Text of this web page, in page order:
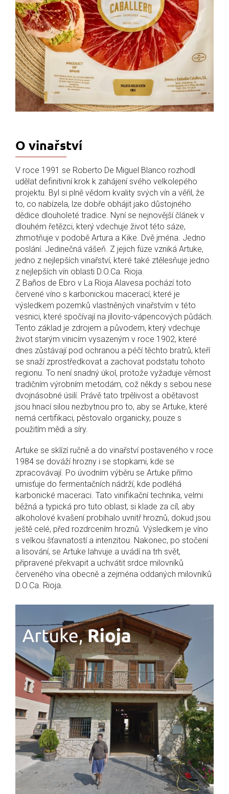
O vinařství
V roce 1991 se Roberto De Miguel Blanco rozhodl
udělat definitivní krok k zahájení svého velkolepého
projektu. Byl si plně vědom kvality svých vín a věřil, že
to, co nabízela, lze dobře obhájit jako důstojného
dědice dlouholeté tradice. Nyní se nejnovější článek v
dlouhém řetězci, který vdechuje život této sáze,
zhmotňuje v podobě Artura a Kike. Dvě jména. Jedno
poslání. Jedinečná vášeň. Z jejich fúze vzniká Artuke,
jedno z nejlepších vinařství, které také ztělesňuje jedno
z nejlepších vín oblasti D.O.Ca. Rioja.
Z Baños de Ebro v La Rioja Alavesa pochází toto
červené víno s karbonickou macerací, které je
výsledkem pozemků vlastněných vinařstvím v této
vesnici, které spočívají na jílovito-vápencových půdách.
Tento základ je zdrojem a původem, který vdechuje
život starým vinicím vysazeným v roce 1902, které
dnes zůstávají pod ochranou a péčí těchto bratrů, kteří
se snaží zprostředkovat a zachovat podstatu tohoto
regionu. To není snadný úkol, protože vyžaduje věrnost
tradičním výrobním metodám, což někdy s sebou nese
dvojnásobné úsilí. Právě tato trpělivost a obětavost
jsou hnací silou nezbytnou pro to, aby se Artuke, které
nemá certifikaci, pěstovalo organicky, pouze s
použitím mědi a síry.
Artuke se sklízí ručně a do vinařství postaveného v roce
1984 se dováží hrozny i se stopkami, kde se
zpracovávají. Po úvodním výběru se Artuke přímo
umisťuje do fermentačních nádrží, kde podléhá
karbonické maceraci. Tato vinifikační technika, velmi
běžná a typická pro tuto oblast, si klade za cíl, aby
alkoholové kvašení probíhalo uvnitř hroznů, dokud jsou
ještě celé, před rozdrcením hroznů. Výsledkem je víno
s velkou šťavnatostí a intenzitou. Nakonec, po stočení
a lisování, se Artuke lahvuje a uvádí na trh svět,
připravené překvapit a uchvátit srdce milovníků
červeného vína obecně a zejména oddaných milovníků
D.O.Ca. Rioja.